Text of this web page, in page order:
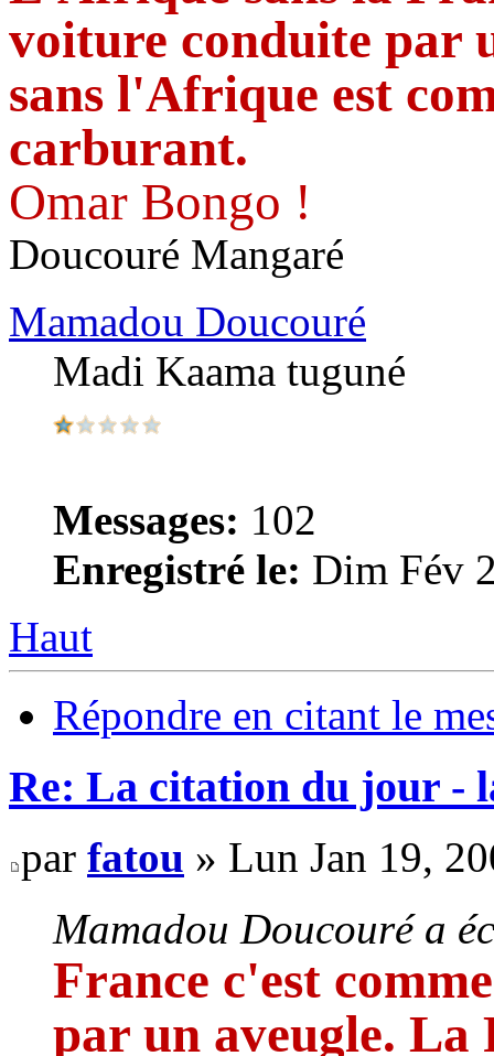
voiture conduite par
sans l'Afrique est
carburant.
Omar Bongo !
Doucouré Mangaré
Mamadou Doucouré
Madi Kaama tuguné
Messages: 102
Enregistré le: Dim Fév
Haut
Répondre en citant le
Re: La citation du jour -
par fatou » Lun Jan 19,
Mamadou Doucouré a
France c'est
par un aveugle.